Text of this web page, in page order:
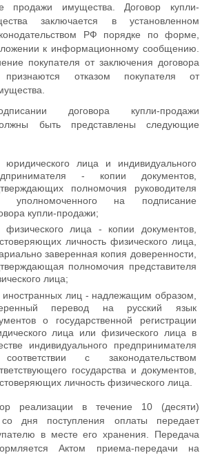
продажи имущества. Договор купли-
заключается в установленном
РФ порядке по форме,
к информационному сообщению.
покупателя от заключения договора
признаются отказом покупателя от
договора купли-продажи
быть представлены следующие
юридического лица и индивидуального
- копии документов,
полномочия руководителя
уполномоченного на подписание
купли-продажи;
физического лица - копии документов,
личность физического лица,
заверенная копия доверенности,
полномочия представителя
лица;
иностранных лиц - надлежащим образом,
перевод на русский язык
о государственной регистрации
лица или физического лица в
индивидуального предпринимателя
с законодательством
государства и документов,
личность физического лица.
реализации в течение 10 (десяти)
дня поступления оплаты передает
в месте его хранения. Передача
Актом приема-передачи на